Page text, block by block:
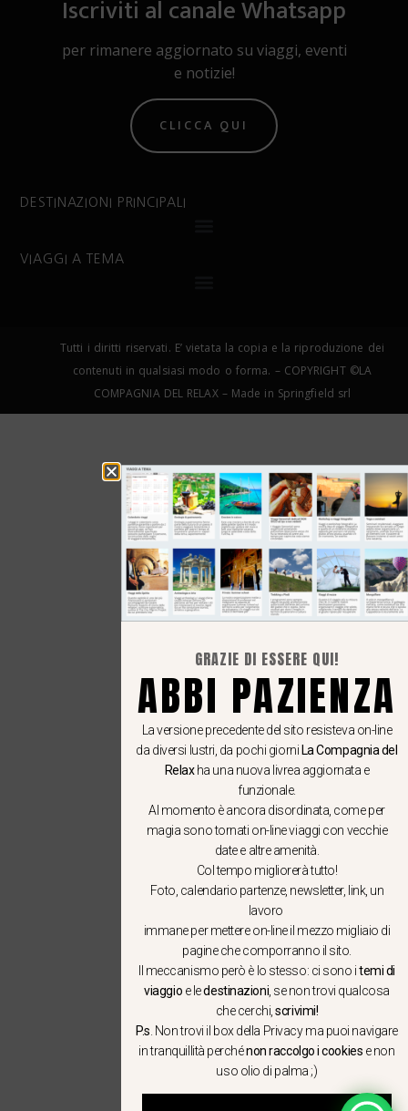
Iscriviti al canale Whatsapp
per rimanere aggiornato su viaggi, eventi
e notizie!
CLICCA QUI
DESTINAZIONI PRINCIPALI
VIAGGI A TEMA
Tutti i diritti riservati. E’ vietata la copia e la riproduzione dei
contenuti in qualsiasi modo o forma. – COPYRIGHT ©LA
COMPAGNIA DEL RELAX – Made in Springfield srl
GRAZIE DI ESSERE QUI!
ABBI PAZIENZA
La versione precedente del sito resisteva on-line
da diversi lustri, da pochi giorni La Compagnia del
Relaxha una nuova livrea aggiornata e
funzionale.
Al momento è ancora disordinata, come per
magia sono tornati on-line viaggi con vecchie
date e altre amenità.
Col tempo migliorerà tutto!
Foto, calendario partenze, newsletter, link, un
lavoro
immane per mettere on-line il mezzo migliaio di
pagine che comporranno il sito.
Il meccanismo però è lo stesso: ci sono itemi di
viaggio e ledestinazioni , se non trovi qualcosa
che cerchi,scrivimi!
P.s . Non trovi il box della Privacy ma puoi navigare
in tranquillità perchénon raccolgo i cookies e non
uso olio di palma ;)